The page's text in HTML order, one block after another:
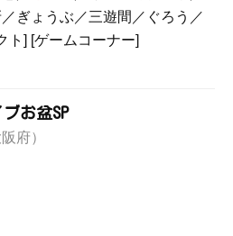
ぎょうぶ／三遊間／ぐろう／
ト] [ゲームコーナー]
お盆SP
府）